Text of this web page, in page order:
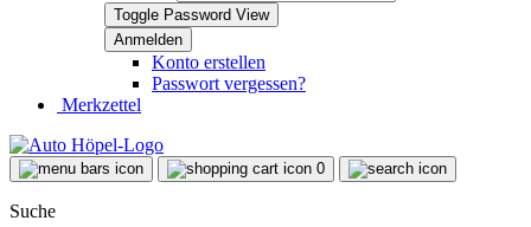
Toggle Password View
Konto erstellen
Passwort vergessen?
Merkzettel
0
Suche